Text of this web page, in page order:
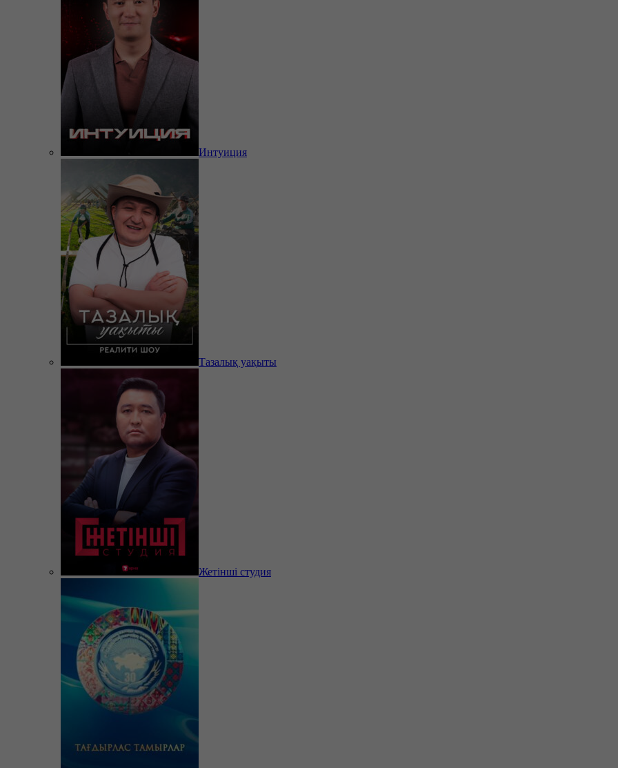
Интуиция
Тазалық уақыты
Жетінші студия